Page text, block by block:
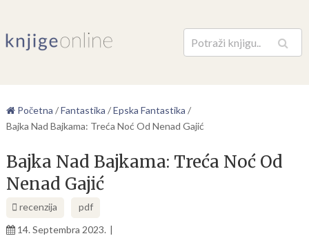
Pretraga
Početna /Fantastika /Epska Fantastika /
Bajka Nad Bajkama: Treća Noć Od Nenad Gajić
Bajka Nad Bajkama: Treća Noć Od
Nenad Gajić
recenzija
pdf
14. Septembra 2023.